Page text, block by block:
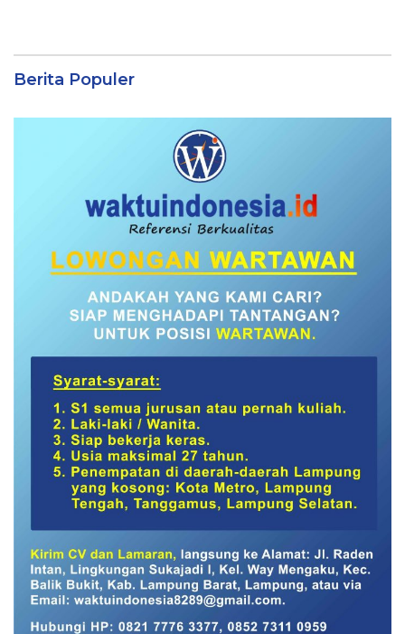
Berita Populer